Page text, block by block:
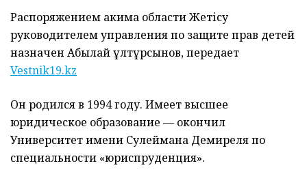
Распоряжением акима области Жетісу
руководителем управления по защите прав детей
назначен Абылай Құлтұрсынов, передает
Vestnik19.kz
Он родился в 1994 году. Имеет высшее
юридическое образование — окончил
Университет имени Сулеймана Демиреля по
специальности «юриспруденция».